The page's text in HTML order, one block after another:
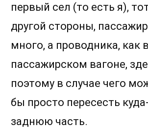
первый сел (то есть я),
другой стороны,
много, а проводника, как в
пассажирском вагоне,
поэтому в случае чего
бы просто пересесть
заднюю часть.